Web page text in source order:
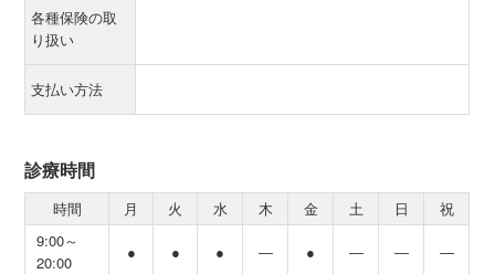
各種保険の取
り扱い
支払い方法
診療時間
時間 月 火 水 木 金 土 日
祝
9:00～
20:00
● ● ● ― ● ― ― ―